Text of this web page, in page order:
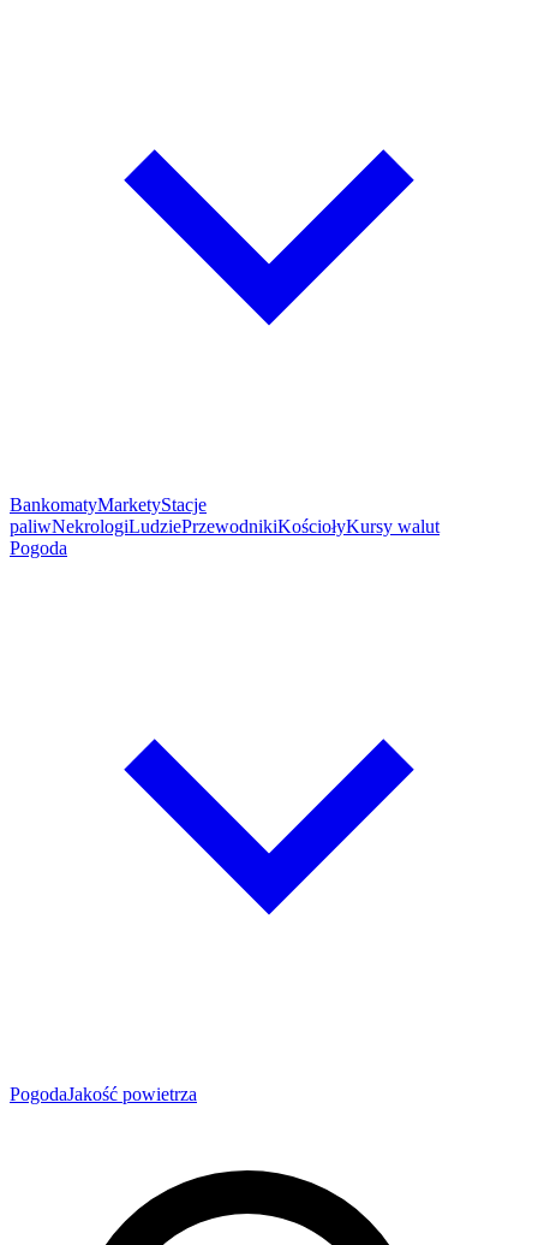
BankomatyMarketyStacje
paliwNekrologiLudziePrzewodnikiKościołyKursy walut
Pogoda
PogodaJakość powietrza